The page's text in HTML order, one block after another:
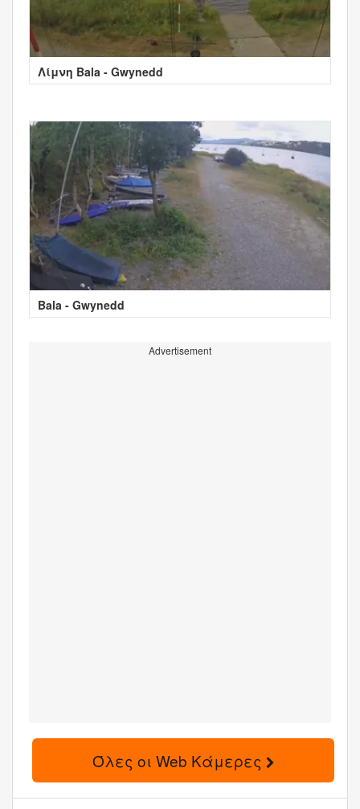
Λίμνη Bala - Gwynedd
Bala - Gwynedd
Advertisement
Όλες οι Web Κάμερες